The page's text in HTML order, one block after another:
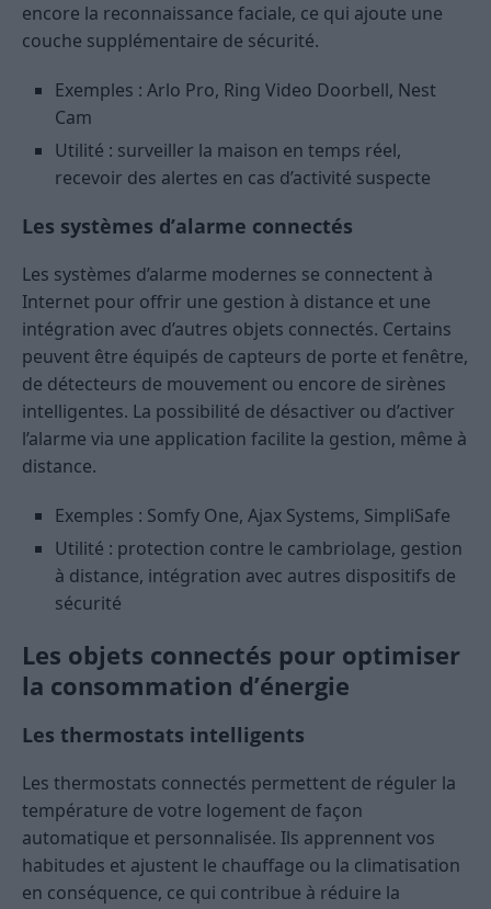
encore la reconnaissance faciale, ce qui ajoute une
couche supplémentaire de sécurité.
Exemples : Arlo Pro, Ring Video Doorbell, Nest
Cam
Utilité : surveiller la maison en temps réel,
recevoir des alertes en cas d’activité suspecte
Les systèmes d’alarme connectés
Les systèmes d’alarme modernes se connectent à
Internet pour offrir une gestion à distance et une
intégration avec d’autres objets connectés. Certains
peuvent être équipés de capteurs de porte et fenêtre,
de détecteurs de mouvement ou encore de sirènes
intelligentes. La possibilité de désactiver ou d’activer
l’alarme via une application facilite la gestion, même à
distance.
Exemples : Somfy One, Ajax Systems, SimpliSafe
Utilité : protection contre le cambriolage, gestion
à distance, intégration avec autres dispositifs de
sécurité
Les objets connectés pour optimiser
la consommation d’énergie
Les thermostats intelligents
Les thermostats connectés permettent de réguler la
température de votre logement de façon
automatique et personnalisée. Ils apprennent vos
habitudes et ajustent le chauffage ou la climatisation
en conséquence, ce qui contribue à réduire la